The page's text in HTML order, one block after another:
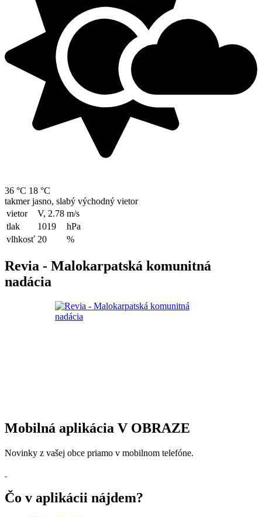
36 °C 18 °C
takmer jasno, slabý východný vietor
vietor
V, 2.78 m/s
tlak
1019
hPa
vlhkosť 20 %
Revia - Malokarpatská komunitná
nadácia
Mobilná aplikácia V OBRAZE
Novinky z vašej obce priamo v mobilnom telefóne.
Čo v aplikácii nájdem?